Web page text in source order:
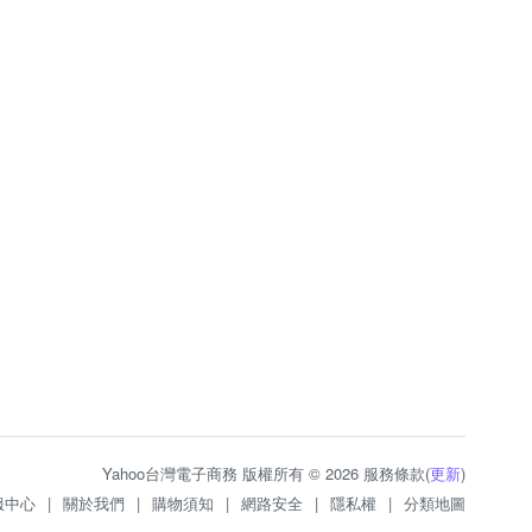
Yahoo台灣電子商務 版權所有 © 2026 服務條款(更新)
中心 | 關於我們 | 購物須知 | 網路安全 | 隱私權 | 分類地圖